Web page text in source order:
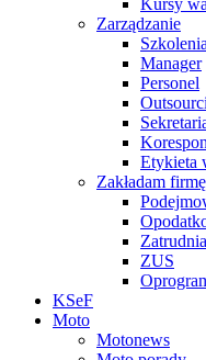
Kursy
Zarządzanie
Szkolenia
Manager
Personel
Etykieta
Zakładam firmę
ZUS
KSeF
Moto
Motonews